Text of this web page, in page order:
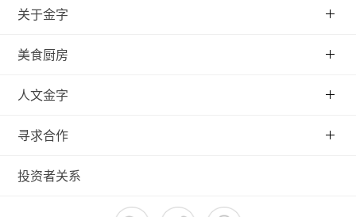
关于金字
美食厨房
人文金字
寻求合作
投资者关系